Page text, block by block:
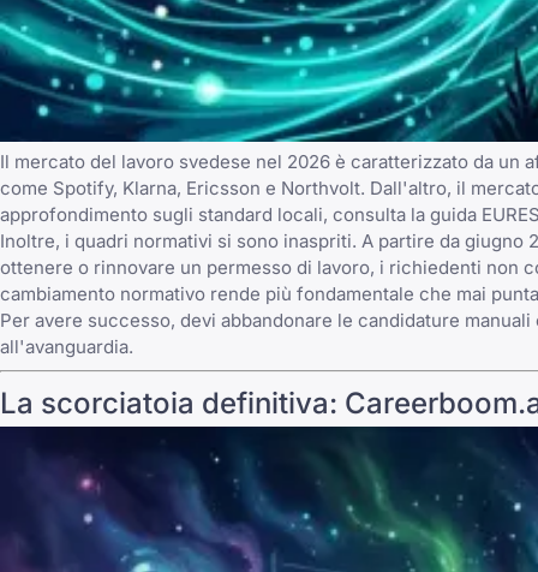
Il mercato del lavoro svedese nel 2026 è caratterizzato da un
come Spotify, Klarna, Ericsson e Northvolt. Dall'altro, il
approfondimento sugli standard locali, consulta la guida
Inoltre, i quadri normativi si sono inaspriti. A partire da
ottenere o rinnovare un permesso di lavoro, i richiedenti non
cambiamento normativo rende più fondamentale che mai
Per avere successo, devi abbandonare le candidature
all'avanguardia.
La scorciatoia definitiva: